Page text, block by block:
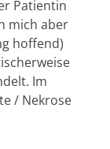
Patientin
mich aber
hoffend)
Im
/ Nekrose